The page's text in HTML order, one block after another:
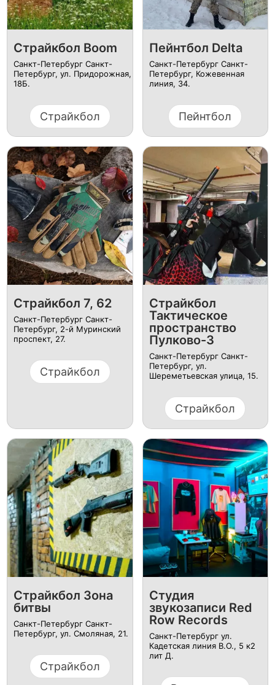
Страйкбол Boom
Санкт-Петербург Санкт-
Петербург, ул. ​Придорожная,
18Б.
Страйкбол
Пейнтбол Delta
Санкт-Петербург Санкт-
Петербург, ​Кожевенная
линия, 34.
Пейнтбол
Страйкбол 7, 62
Санкт-Петербург Санкт-
Петербург, 2-й Муринский
проспект, 27.
Страйкбол
Страйкбол
Тактическое
пространство
Пулково-3
Санкт-Петербург Санкт-
Петербург, ул. ​
Шереметьевская улица, 15.
Страйкбол
Страйкбол Зона
битвы
Санкт-Петербург Санкт-
Петербург, ул. ​Смоляная, 21.
Страйкбол
Студия
звукозаписи Red
Row Records
Санкт-Петербург ул. ​
Кадетская линия В.О., 5 к2
лит Д.